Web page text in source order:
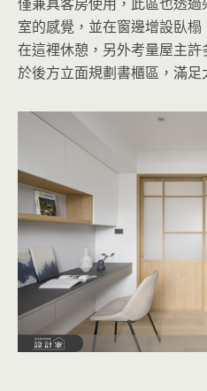
室的感覺，並在窗邊增設臥
在這裡休憩，另外考量屋主
於後方立面規劃書櫃區，滿足